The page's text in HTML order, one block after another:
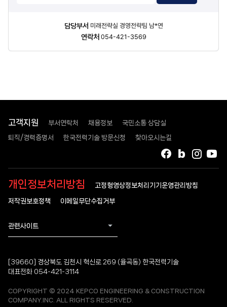
담당부서 미래전략실 경영전략팀 남*연
연락처 054-421-3569
고객지원 부서연락처 채용정보 국민소통 상담실
퇴직/경력증명서 한국전력기술 방문신청 찾아오시는길
인스
블로그
페이스북
개인정보처리방침 고정형영상정보처리기기운영관리방침
저작권보호정책 이메일무단수집거부
관련사이트
[39660] 경상북도 김천시 혁신로 269 (율곡동) 한국전력기술
대표전화 054-421-3114
COPYRIGHT © 2024 KEPCO ENGINEERING & CONSTRUCTION
COMPANY.INC. ALL RIGHTS RESERVED.